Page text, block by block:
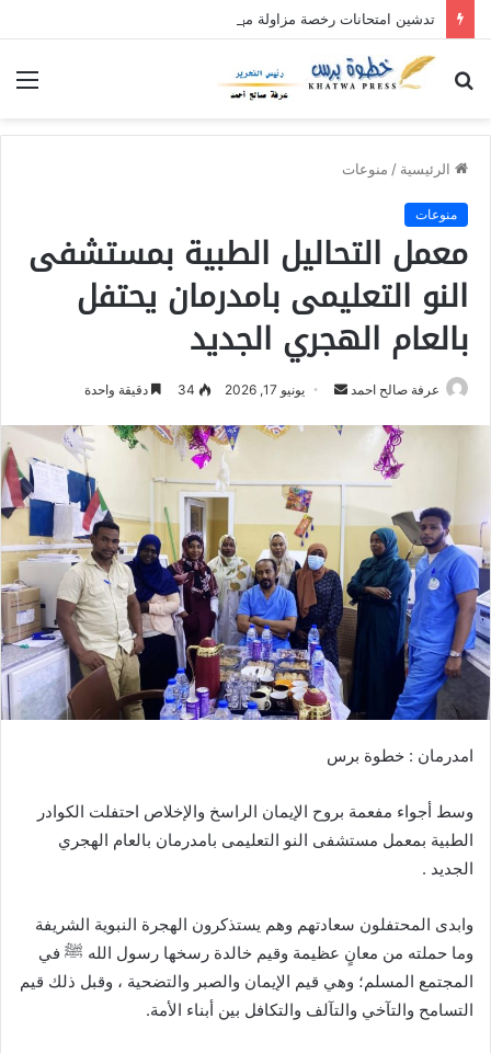
تدشين امتحانات رخصة مزاولة مهنة التدريس بمحلية حلفا الجديدة
الرئيسية / منوعات
منوعات
معمل التحاليل الطبية بمستشفى
النو التعليمى بامدرمان يحتفل
بالعام الهجري الجديد
عرفة صالح احمد
ر
د
ا
إ
ل
ك
ت
و
ا
يونيو 17, 2026 34 دقيقة واحدة
امدرمان : خطوة برس
وسط أجواء مفعمة بروح الإيمان الراسخ والإخلاص احتفلت الكوادر
الطبية بمعمل مستشفى النو التعليمى بامدرمان بالعام الهجري
الجديد .
وابدى المحتفلون سعادتهم وهم يستذكرون الهجرة النبوية الشريفة
وما حملته من معانٍ عظيمة وقيم خالدة رسخها رسول الله ﷺ في
المجتمع المسلم؛ وهي قيم الإيمان والصبر والتضحية ، وقبل ذلك قيم
التسامح والتآخي والتآلف والتكافل بين أبناء الأمة.